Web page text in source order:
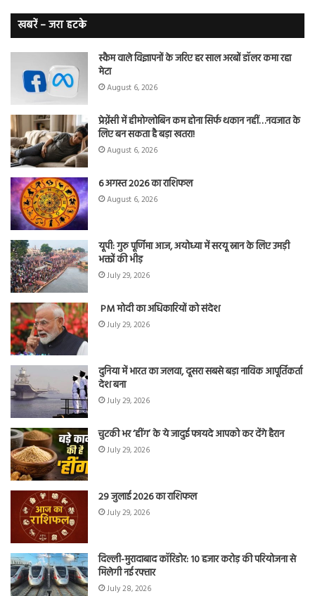
कैंसर का
शिकार
खबरें – जरा हटके
स्कैम वाले विज्ञापनों के जरिए हर साल अरबों डॉलर कमा रहा
मेटा
August 6, 2026
प्रेग्नेंसी में हीमोग्लोबिन कम होना सिर्फ थकान नहीं…नवजात के
लिए बन सकता है बड़ा खतरा!
August 6, 2026
6 अगस्त 2026 का राशिफल
August 6, 2026
यूपी: गुरु पूर्णिमा आज, अयोध्या में सरयू स्नान के लिए उमड़ी
भक्तों की भीड़
July 29, 2026
PM मोदी का अधिकारियों को संदेश
July 29, 2026
दुनिया में भारत का जलवा, दूसरा सबसे बड़ा नाविक आपूर्तिकर्ता
देश बना
July 29, 2026
चुटकी भर ‘हींग’ के ये जादुई फायदे आपको कर देंगे हैरान
July 29, 2026
29 जुलाई 2026 का राशिफल
July 29, 2026
दिल्ली-मुरादाबाद कॉरिडोर: 10 हजार करोड़ की परियोजना से
मिलेगी नई रफ्तार
July 28, 2026